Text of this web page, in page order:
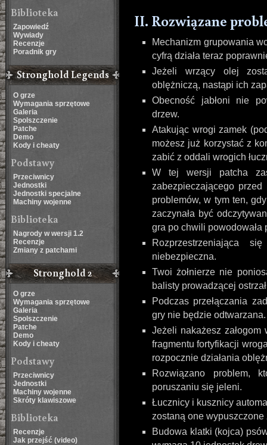
Biblioteka
Zapowiedź
Wywiady
Recenzje
Poradnik gry
Stronghold Legends
O grze
Wymagania sprzętowe
Galeria
Spolszczenie
Patche
Demo
Kody i cheaty
Podstawy
Przeciwnicy
Jednostki
Jednostki specjalne
Machiny wojenne
Biblioteka
Nagrody w wersji 1.2
Recenzje
Zmiany z patchami
Stronghold 2
O grze
Wymagania sprzętowe
Galeria
Spolszczenie
Patche
Demo
Kody i cheaty
Podstawy
Przeciwnicy
Jednostki
Machiny wojenne
Skróty klawiszowe
Biblioteka
Recenzje
Jak przejść (video)
II. Rozwiązane
Mechanizm grupowania
cyfrą działa teraz
Jeżeli wrzący olej
oblężniczą, nastąpi ich
Obecność jabłoni nie
drzew.
Atakując wrogi zamek
możesz już korzystać z
zabić z oddali wrogich
W tej wersji patcha
zabezpieczającego
problemów, w tym ten,
zaczynała być
gra po chwili
Rozprzestrzeniająca
niebezpieczna.
Twoi żołnierze nie
balisty prowadzącej
Podczas przełączania
gry nie będzie odtwarzana.
Jeżeli nakażesz
fragmentu fortyfikacji
rozpocznie działania
Rozwiązano problem,
poruszaniu się jeleni.
Łucznicy i kusznicy
zostaną one wypuszczone
Budowa klatki (kojca)